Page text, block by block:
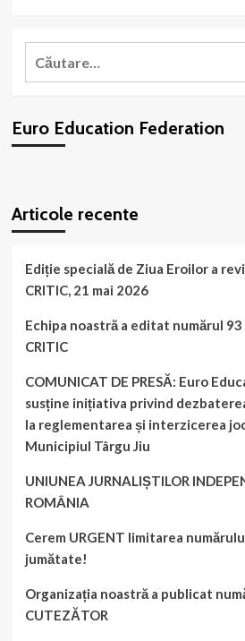
Asociația
“Paradigme
E.E.F.
Minority
Caută
Euro Education Federation
Articole recente
Ediție specială de Ziua Eroilor a
CRITIC, 21 mai 2026
Echipa noastră a editat numărul
CRITIC
COMUNICAT DE PRESĂ: Euro
susține inițiativa privind
la reglementarea și interzicerea
Municipiul Târgu Jiu
UNIUNEA JURNALIȘTILOR
ROMÂNIA
Cerem URGENT limitarea
jumătate!
Organizația noastră a publicat
CUTEZĂTOR